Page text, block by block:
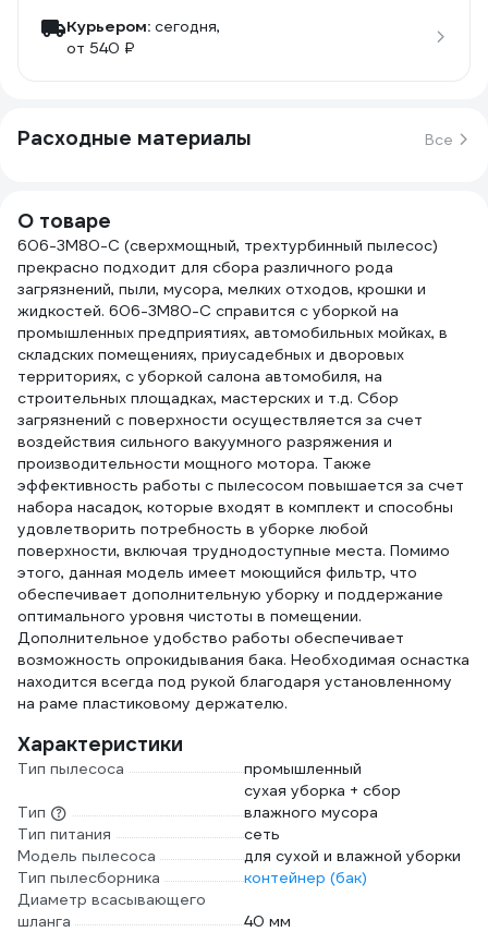
Курьером: сегодня,
от 540 ₽
Расходные материалы Все
О товаре
606-3M80-C (сверхмощный, трехтурбинный пылесос)
прекрасно подходит для сбора различного рода
загрязнений, пыли, мусора, мелких отходов, крошки и
жидкостей. 606-3M80-C справится с уборкой на
промышленных предприятиях, автомобильных мойках, в
складских помещениях, приусадебных и дворовых
территориях, с уборкой салона автомобиля, на
строительных площадках, мастерских и т.д. Cбор
загрязнений с поверхности осуществляется за счет
воздействия сильного вакуумного разряжения и
производительности мощного мотора. Также
эффективность работы с пылесосом повышается за счет
набора насадок, которые входят в комплект и способны
удовлетворить потребность в уборке любой
поверхности, включая труднодоступные места. Помимо
этого, данная модель имеет моющийся фильтр, что
обеспечивает дополнительную уборку и поддержание
оптимального уровня чистоты в помещении.
Дополнительное удобство работы обеспечивает
возможность опрокидывания бака. Необходимая оснастка
находится всегда под рукой благодаря установленному
на раме пластиковому держателю.
Характеристики
Тип пылесоса промышленный
Тип
сухая уборка + сбор
влажного мусора
Тип питания
сеть
Модель пылесоса
для сухой и влажной уборки
Тип пылесборника
контейнер (бак)
Диаметр всасывающего
шланга
40 мм